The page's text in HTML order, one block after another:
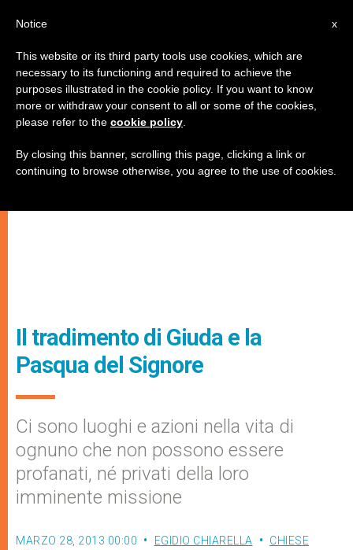
Il tradimento di Giuda e la
Pasqua del Signore
Ci sono luoghi e azioni nella vita di
ognuno che non possono essere
profanati, né privati della loro
imminente missione
MARZO 28, 2013 00:00 EGIDIO CHIARELLA
CHIESE
x
Notice
This website or its third party tools use cookies, which are
necessary to its functioning and required to achieve the
purposes illustrated in the cookie policy. If you want to know
more or withdraw your consent to all or some of the cookies,
please refer to the cookie policy
By closing this banner, scrolling this page, clicking a link or
continuing to browse otherwise, you agree to the use of cookies.